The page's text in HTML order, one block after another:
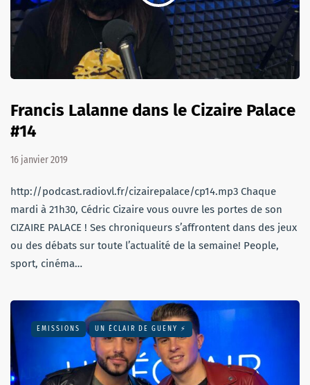
Francis Lalanne dans le Cizaire Palace
#14
16 janvier 2019
http://podcast.radiovl.fr/cizairepalace/cp14.mp3 Chaque
mardi à 21h30, Cédric Cizaire vous ouvre les portes de son
CIZAIRE PALACE ! Ses chroniqueurs s’affrontent dans des jeux
ou des débats sur toute l’actualité de la semaine! People,
sport, cinéma…
EMISSIONS UN ÉCLAIR DE GUENY ⚡️